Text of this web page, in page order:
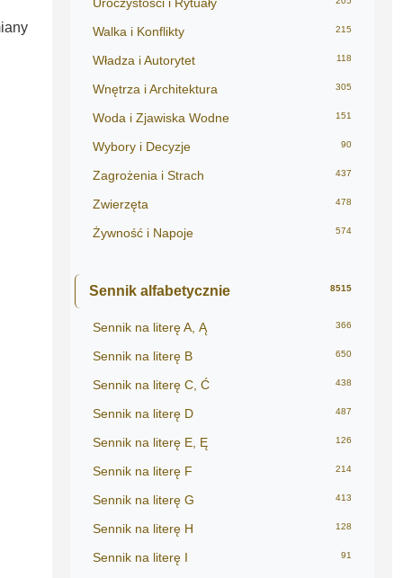
Walka i Konflikty 215
Władza i Autorytet 118
Wnętrza i Architektura 305
Woda i Zjawiska Wodne 151
Wybory i Decyzje 90
Zagrożenia i Strach 437
Zwierzęta 478
Żywność i Napoje 574
Sennik alfabetycznie 8515
Sennik na literę A, Ą 366
Sennik na literę B 650
Sennik na literę C, Ć 438
Sennik na literę D 487
Sennik na literę E, Ę 126
Sennik na literę F 214
Sennik na literę G 413
Sennik na literę H 128
Sennik na literę I 91